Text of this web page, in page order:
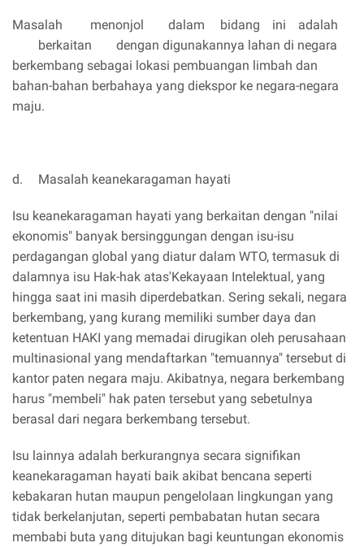
Masalah menonjol dalam bidang ini
adalah
berkaitan
dengan digunakannya lahan di negara
berkembang sebagai lokasi pembuangan limbah dan
bahan-bahan berbahaya yang diekspor ke negara-negara
maju.
d. Masalah keanekaragaman hayati
Isu keanekaragaman hayati yang berkaitan dengan "nilai
ekonomis" banyak bersinggungan dengan isu-isu
perdagangan global yang diatur dalam WTO, termasuk di
dalamnya isu Hak-hak atas'Kekayaan Intelektual, yang
hingga saat ini masih diperdebatkan. Sering sekali, negara
berkembang, yang kurang memiliki sumber daya dan
ketentuan HAKI yang memadai dirugikan oleh perusahaan
multinasional yang mendaftarkan "temuannya" tersebut di
kantor paten negara maju. Akibatnya, negara berkembang
harus "membeli" hak paten tersebut yang sebetulnya
berasal dari negara berkembang tersebut.
Isu lainnya adalah berkurangnya secara signifikan
keanekaragaman hayati baik akibat bencana seperti
kebakaran hutan maupun pengelolaan lingkungan yang
tidak berkelanjutan, seperti pembabatan hutan secara
membabi buta yang ditujukan bagi keuntungan ekonomis